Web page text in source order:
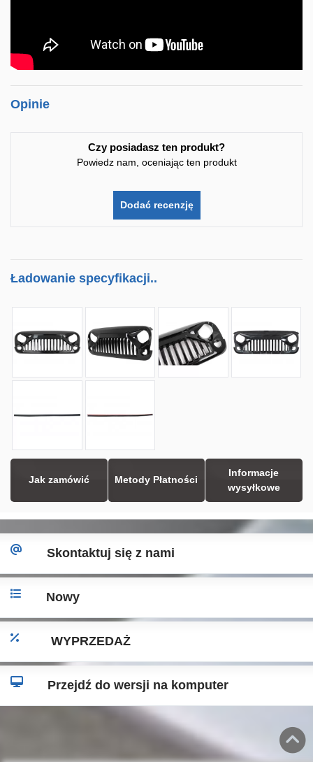
Opinie
Czy posiadasz ten produkt?
Powiedz nam, oceniając ten produkt
Dodać recenzję
Ładowanie specyfikacji..
Jak zamówić Metody Płatności
Informacje
wysyłkowe
Skontaktuj się z nami
Nowy
WYPRZEDAŻ
Przejdź do wersji na komputer